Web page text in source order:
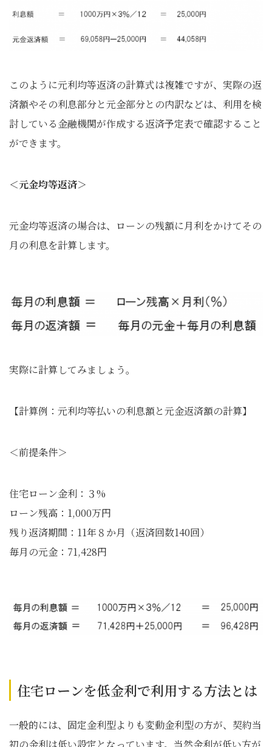
このように元利均等返済の計算式は複雑ですが、実際の返
済額やその利息部分と元金部分との内訳などは、利用を検
討している金融機関が作成する返済予定表で確認すること
ができます。
＜元金均等返済＞
元金均等返済の場合は、ローンの残額に月利をかけてその
月の利息を計算します。
実際に計算してみましょう。
【計算例：元利均等払いの利息額と元金返済額の計算】
＜前提条件＞
住宅ローン金利：３%
ローン残高：1,000万円
残り返済期間：11年８か月（返済回数140回）
毎月の元金：71,428円
住宅ローンを低金利で利用する方法とは
一般的には、固定金利型よりも変動金利型の方が、契約当